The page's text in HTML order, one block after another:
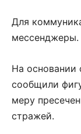
Для
мессенджеры.
На основании
сообщили
меру
стражей.